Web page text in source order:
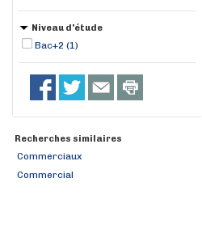
Niveau d'étude
Bac+2 (1)
Recherches similaires
Commerciaux
Commercial